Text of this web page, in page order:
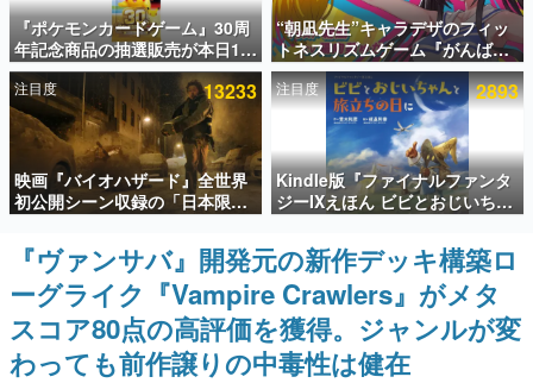
アプリセール情報
インタビュー
連載・特集一覧
殿堂入り記事
SNS拡散数が数千以上！ ページビュー数万以上！ などな
ど。多くの人々に読まれた、電ファミ渾身の“殿堂入り”記
事をまとめました。
ゲームの企画書
名作ゲームクリエイターの方々に製作時のエピソードをお
聞きし、ヒットする企画（ゲーム）とは何か？を探ってい
きます。
赫本
この物語を解いてはいけない。『赫本』は、〈試験問題〉
『ポケモンカードゲーム』30周
年記念商品の抽選販売が本日12
時より開始。拡張パック「30th
CELEBRATION」のボックス
に、「プレミアムデッキセット
エーフィ・ブラッキー」
「FUTURISTIC BOX」の計3商
品
“朝凪先生”キャラデザのフィッ
トネスリズムゲーム『がんば
れ！チアリズム』Steamストア
ページが公開。キャラクターの
CVは陽向葵ゅかさん
注目度 13233
映画『バイオハザード』全世界
初公開シーン収録の「日本限
定」予告映像が解禁。バイオの
日（8月10日）にあわせて、
「ラクーンシティ総合病院」へ
行く配達人の姿が披露
注目度 2893
Kindle版『ファイナルファンタ
ジーIXえほん ビビとおじいちゃ
んと旅立ちの日に』が半額の
「660円」となるセールが開催
中。原作スタッフの青木和彦氏
と板鼻利幸氏による「ビビ」の
前日譚
『ヴァンサバ』開発元の新作デッキ構築ロ
ーグライク『Vampire Crawlers』がメタ
スコア80点の高評価を獲得。ジャンルが変
わっても前作譲りの中毒性は健在